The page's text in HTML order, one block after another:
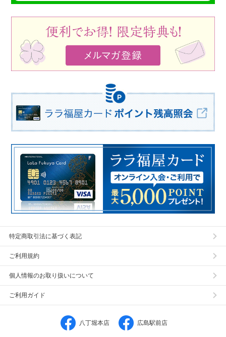
特定商取引法に基づく表記
ご利用規約
個人情報のお取り扱いについて
ご利用ガイド
八丁堀本店 広島駅前店